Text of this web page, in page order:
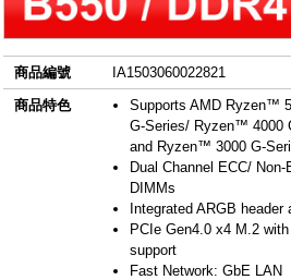
商品編號
IA1503060022821
商品特色
Supports AMD Ryzen™
G-Series/ Ryzen™ 4000
and Ryzen™ 3000 G-
Dual Channel ECC/
DIMMs​
Integrated ARGB
PCIe Gen4.0 x4 M.2
support​
Fast Network: GbE LAN